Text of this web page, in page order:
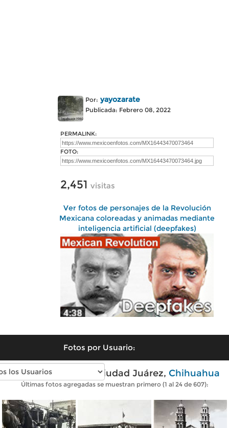
Por: yayozarate
Publicada: Febrero 08, 2022
PERMALINK:
FOTO:
2,451 visitas
Ver fotos de personajes de la Revolución
Mexicana coloreadas y animadas mediante
inteligencia artificial (deepfakes)
Fotos por Usuario:
Fotos antiguas de Ciudad Juárez, Chihuahua
Últimas fotos agregadas se muestran primero (1 al 24 de 607):